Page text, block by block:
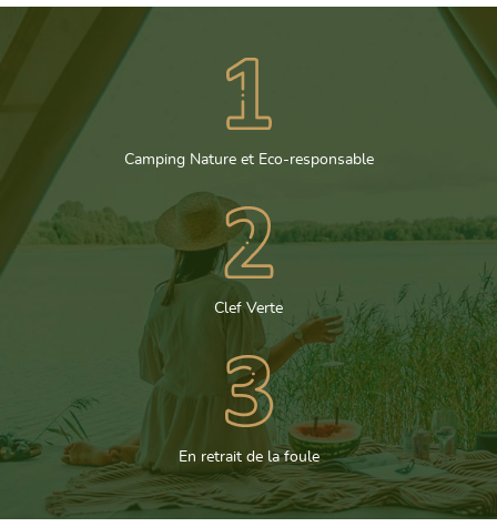
Camping Nature et Eco-responsable
Clef Verte
En retrait de la foule